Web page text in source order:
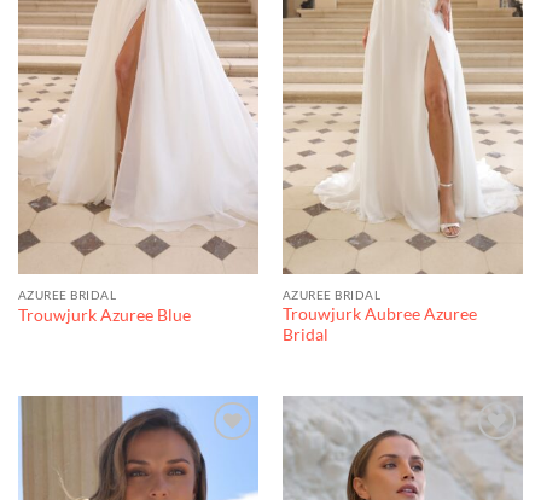
AZUREE BRIDAL
Trouwjurk Azuree Blue
AZUREE BRIDAL
Trouwjurk Aubree Azuree
Bridal
Toevoegen
aan
verlanglijst
Toevoegen
aan
verlanglijst